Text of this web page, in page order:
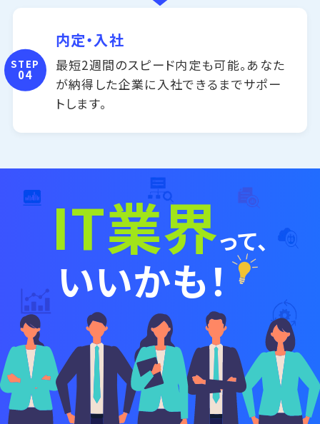
STEP
04
内定・入社
最短2週間のスピード内定も可能。あなた
が納得した企業に入社できるまでサポー
トします。
IT業界って、
いいかも！